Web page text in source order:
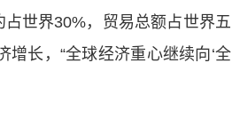
世界30%，贸易总额占世界五
长，“全球经济重心继续向‘全